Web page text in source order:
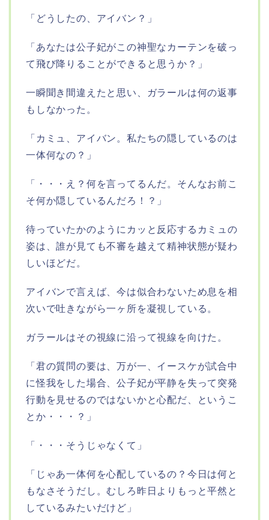
「どうしたの、アイバン？」
「あなたは公子妃がこの神聖なカーテンを破っ
て飛び降りることができると思うか？」
一瞬聞き間違えたと思い、ガラールは何の返事
もしなかった。
「カミュ、アイバン。私たちの隠しているのは
一体何なの？」
「・・・え？何を言ってるんだ。そんなお前こ
そ何か隠しているんだろ！？」
待っていたかのようにカッと反応するカミュの
姿は、誰が見ても不審を越えて精神状態が疑わ
しいほどだ。
アイバンで言えば、今は似合わないため息を相
次いで吐きながら一ヶ所を凝視している。
ガラールはその視線に沿って視線を向けた。
「君の質問の要は、万が一、イースケが試合中
に怪我をした場合、公子妃が平静を失って突発
行動を見せるのではないかと心配だ、というこ
とか・・・？」
「・・・そうじゃなくて」
「じゃあ一体何を心配しているの？今日は何と
もなさそうだし。むしろ昨日よりもっと平然と
しているみたいだけど」